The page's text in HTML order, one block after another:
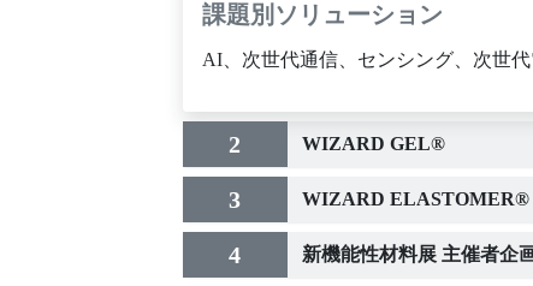
課題別ソリューション
AI、次世代通信、センシング、次世
2 WIZARD GEL®
3 WIZARD ELASTOMER®
4 新機能性材料展 主催者企